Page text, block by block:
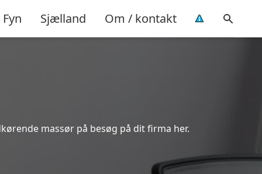
Fyn Sjælland Om / kontakt
massør på besøg på dit firma her.